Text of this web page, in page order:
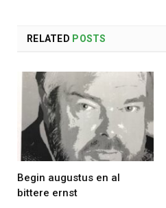
RELATED POSTS
Begin augustus en al
bittere ernst